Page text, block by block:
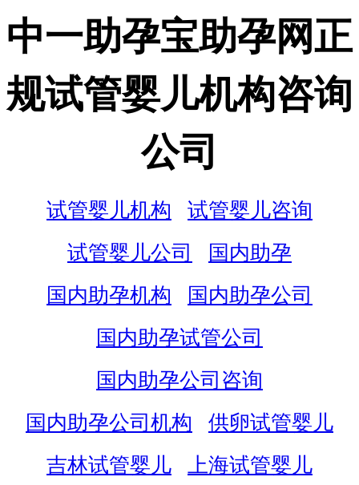
中一助孕宝助孕网正
规试管婴儿机构咨询
公司
试管婴儿机构
试管婴儿咨询
试管婴儿公司
国内助孕
国内助孕机构
国内助孕公司
国内助孕试管公司
国内助孕公司咨询
国内助孕公司机构
供卵试管婴儿
吉林试管婴儿
上海试管婴儿